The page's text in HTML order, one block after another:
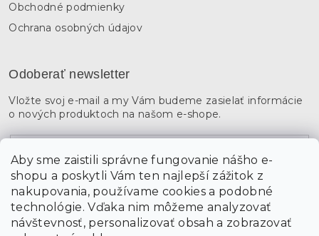
Aby sme zaistili správne fungovanie nášho e-
shopu a poskytli Vám ten najlepší zážitok z
nakupovania, používame cookies a podobné
technológie. Vďaka nim môžeme analyzovať
návštevnosť, personalizovať obsah a zobrazovať
Obchodné podmienky
Ochrana osobných údajov
Odoberať newsletter
Vložte svoj e-mail a my Vám budeme zasielať informácie
o nových produktoch na našom e-shope.
Vložením údajov súhlasíte s podmienkami ochrany
osobných údajov
PRIHLÁSIŤ SA